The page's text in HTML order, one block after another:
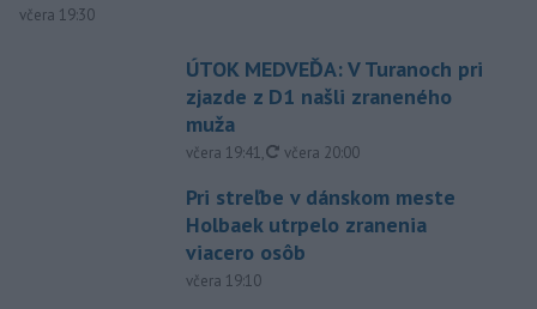
včera 19:30
ÚTOK MEDVEĎA: V Turanoch pri
zjazde z D1 našli zraneného
muža
včera 19:41, aktualizované
včera 20:00
Pri streľbe v dánskom meste
Holbaek utrpelo zranenia
viacero osôb
včera 19:10